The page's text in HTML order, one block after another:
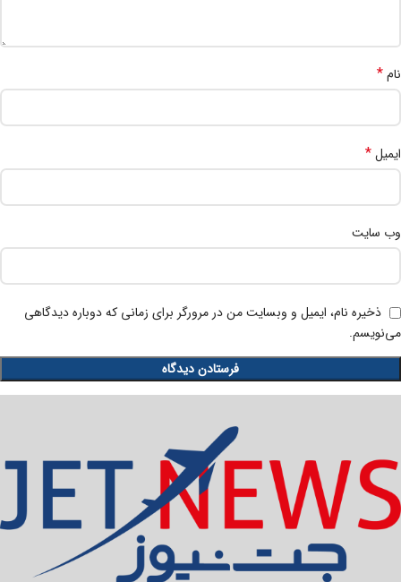
نام*
ایمیل*
وب‌ سایت
ذخیره نام، ایمیل و وبسایت من در مرورگر برای زمانی که دوباره دیدگاهی
می‌نویسم.